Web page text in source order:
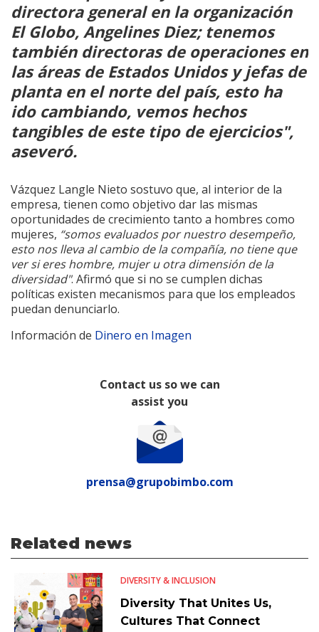
directora general en la organización
El Globo, Angelines Diez; tenemos
también directoras de operaciones en
las áreas de Estados Unidos y jefas de
planta en el norte del país, esto ha
ido cambiando, vemos hechos
tangibles de este tipo de ejercicios",
aseveró.
Vázquez Langle Nieto sostuvo que, al interior de la
empresa, tienen como objetivo dar las mismas
oportunidades de crecimiento tanto a hombres como
mujeres, “somos evaluados por nuestro desempeño,
esto nos lleva al cambio de la compañía, no tiene que
ver si eres hombre, mujer u otra dimensión de la
diversidad". Afirmó que si no se cumplen dichas
políticas existen mecanismos para que los empleados
puedan denunciarlo.
Información de Dinero en Imagen
Contact us so we can
assist you
prensa@grupobimbo.com
Related news
DIVERSITY & INCLUSION
Diversity That Unites Us,
Cultures That Connect